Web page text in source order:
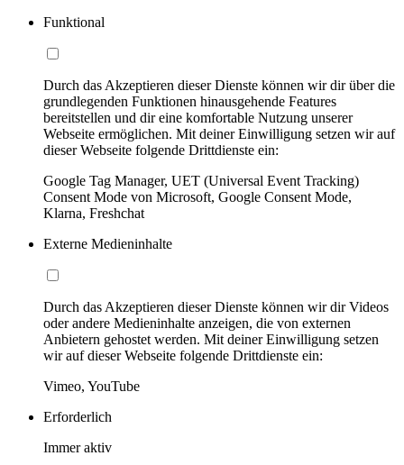
Funktional
Durch das Akzeptieren dieser Dienste können wir dir über die
grundlegenden Funktionen hinausgehende Features
bereitstellen und dir eine komfortable Nutzung unserer
Webseite ermöglichen. Mit deiner Einwilligung setzen wir auf
dieser Webseite folgende Drittdienste ein:
Google Tag Manager, UET (Universal Event Tracking)
Consent Mode von Microsoft, Google Consent Mode,
Klarna, Freshchat
Externe Medieninhalte
Durch das Akzeptieren dieser Dienste können wir dir Videos
oder andere Medieninhalte anzeigen, die von externen
Anbietern gehostet werden. Mit deiner Einwilligung setzen
wir auf dieser Webseite folgende Drittdienste ein:
Vimeo, YouTube
Erforderlich
Immer aktiv